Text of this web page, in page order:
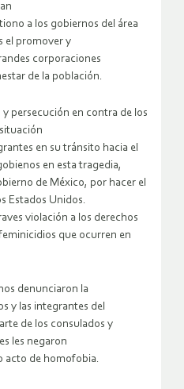
a los gobiernos del área
el promover y
corporaciones
de la población.
persecución en contra de los
en su tránsito hacia el
en esta tragedia,
de México, por hacer el
Estados Unidos.
violación a los derechos
que ocurren en
denunciaron la
y las integrantes del
de los consulados y
les negaron
acto de homofobia.